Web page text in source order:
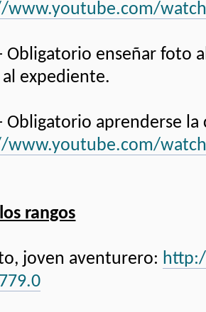
www.youtube.com/
Obligatorio enseñar foto
expediente.
Obligatorio aprenderse
rangos
joven aventurero: